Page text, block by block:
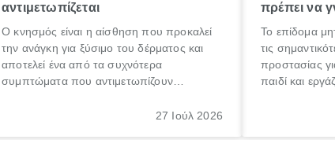
αντιμετωπίζεται
Ο κνησμός είναι η αίσθηση που προκαλεί
την ανάγκη για ξύσιμο του δέρματος και
αποτελεί ένα από τα συχνότερα
συμπτώματα που αντιμετωπίζουν
πληροφορίες για το «κνησμός τι είναι»,
27 Ιούλ 2026
πρέπει να
Το επίδομα
τις
προστασίας
παιδί και
σημαντική